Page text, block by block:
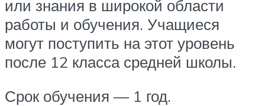
или знания в широкой области
работы и обучения. Учащиеся
могут поступить на этот уровень
после 12 класса средней школы.
Срок обучения — 1 год.